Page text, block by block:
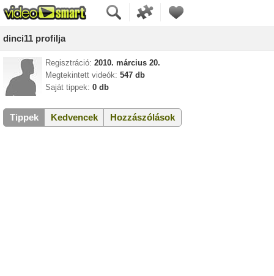
dinci11 profilja
Regisztráció: 2010. március 20.
Megtekintett videók: 547 db
Saját tippek: 0 db
Tippek Kedvencek Hozzászólások